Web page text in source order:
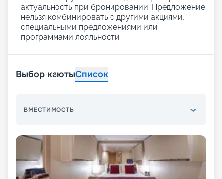
актуальность при бронировании. Предложение
нельзя комбинировать с другими акциями,
специальными предложениями или
программами лояльности
Выбор каютыСписок
ВМЕСТИМОСТЬ